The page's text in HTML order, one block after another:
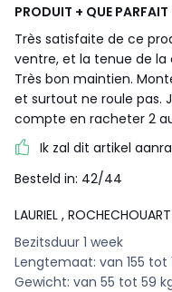
PRODUIT + QUE PARFAIT
Très satisfaite de ce
ventre, et la tenue de
Très bon maintien.
et surtout ne roule pas.
compte en racheter 2
Ik zal dit artikel
Besteld in: 42/44
LAURIEL , ROCHECHOUART
Bezitsduur 1 week
Lengtemaat: van 155 tot
Gewicht: van 55 tot 59